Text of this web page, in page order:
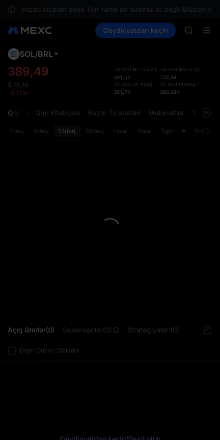
əlçatan deyil. Hər hansı bir sualınız ilə bağlı Müştəri
Bazarlar Spot Futures SPCX
Qeydiyyatdan keçin
SKYAI
AAOI
SKYAI
SOL/BRL
389,49
$ 76,16
-0,12%
24 saat Ən Yüksək
391,57
24 saat Ən Aşağı
381,74
24 saat Həcm (SOL
722,58
24 saat Məbləğ (
280,28K
Qrafik Əmr Kitabçası Bazar Ticarətləri Məlumatlar
1dəq. 5dəq. 15dəq. 30dəq. 1saat 4saat 1gün Orijinal
Açıq Əmrlər(0) Saxlanılanlar(0) Strategiyalar (0)
Digər Cütləri Gizlədin